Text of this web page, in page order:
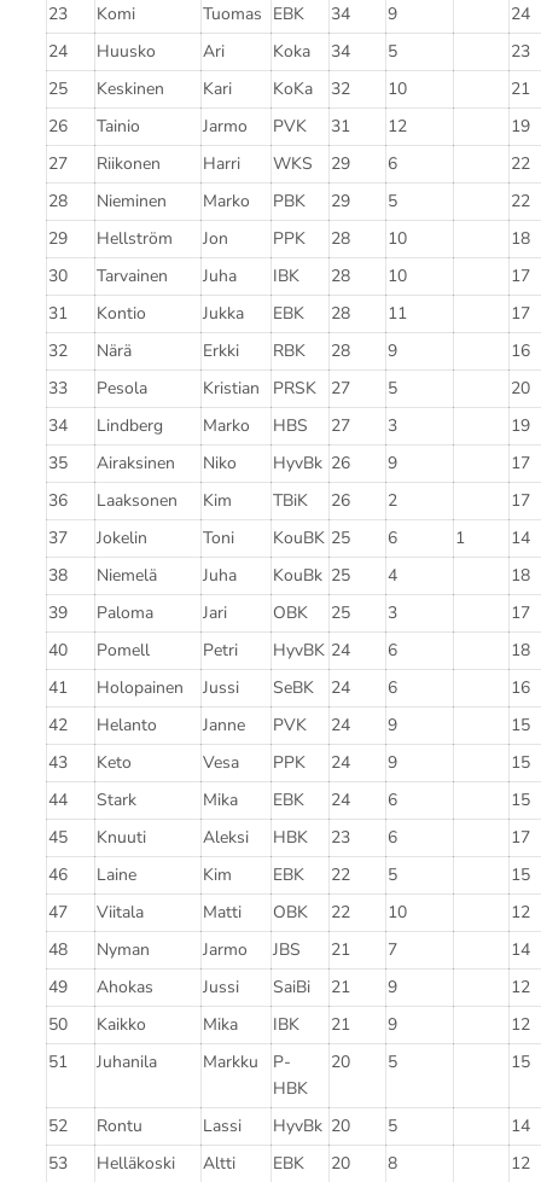
23 Komi Tuomas EBK 34 9
24
24
Huusko Ari Koka 34 5
23
25
Keskinen Kari KoKa 32 10
21
26
Tainio Jarmo PVK 31 12
19
27
Riikonen Harri WKS 29 6
22
28
Nieminen Marko PBK 29 5
22
29
Hellström Jon PPK 28 10
18
30
Tarvainen Juha IBK 28 10
17
31
Kontio Jukka EBK 28 11
17
32
Närä Erkki RBK 28 9
16
33
Pesola Kristian PRSK 27 5
20
34
Lindberg Marko HBS 27 3
19
35
Airaksinen Niko HyvBk 26 9
17
36
Laaksonen Kim TBiK 26 2
17
37
Jokelin Toni KouBK 25 6 1
14
38
Niemelä Juha KouBk 25 4
18
39
Paloma Jari OBK 25 3
17
40
Pomell Petri HyvBK 24 6
18
41
Holopainen Jussi SeBK 24 6
16
42
Helanto Janne PVK 24 9
15
43
Keto Vesa PPK 24 9
15
44
Stark Mika EBK 24 6
15
45
Knuuti Aleksi HBK 23 6
17
46
Laine Kim EBK 22 5
15
47
Viitala Matti OBK 22 10
12
48
Nyman Jarmo JBS 21 7
14
49
Ahokas Jussi SaiBi 21 9
12
50
Kaikko Mika IBK 21 9
12
51
Juhanila Markku
P-
HBK
20 5 15
52 Rontu Lassi HyvBk 20 5
14
53
Helläkoski Altti EBK 20 8
12